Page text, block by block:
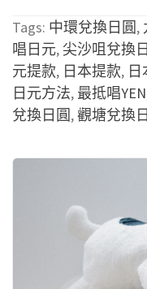
Tags: 中環兌換日圓,
唱日元, 尖沙咀兌換
元提款, 日本提款,
日元方法, 最抵唱YEN
兌換日圓,觀塘兌換